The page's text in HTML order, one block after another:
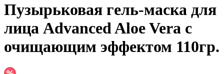
Пузырьковая гель-маска для
лица Advanced Aloe Vera с
очищающим эффектом 110гр.